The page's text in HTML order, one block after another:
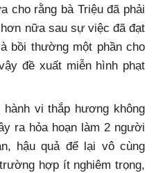
cho rằng bà Triệu đã phải
nữa sau sự việc đã đạt
bồi thường một phần cho
đề xuất miễn hình phạt
vi thắp hương không
ra hỏa hoạn làm 2 người
hậu quả để lại vô cùng
hợp ít nghiêm trọng,